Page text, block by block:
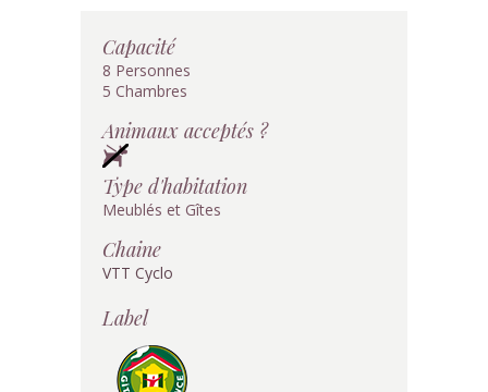
Capacité
8 Personnes
5 Chambres
Animaux acceptés ?
Type d'habitation
Meublés et Gîtes
Chaine
VTT Cyclo
Label